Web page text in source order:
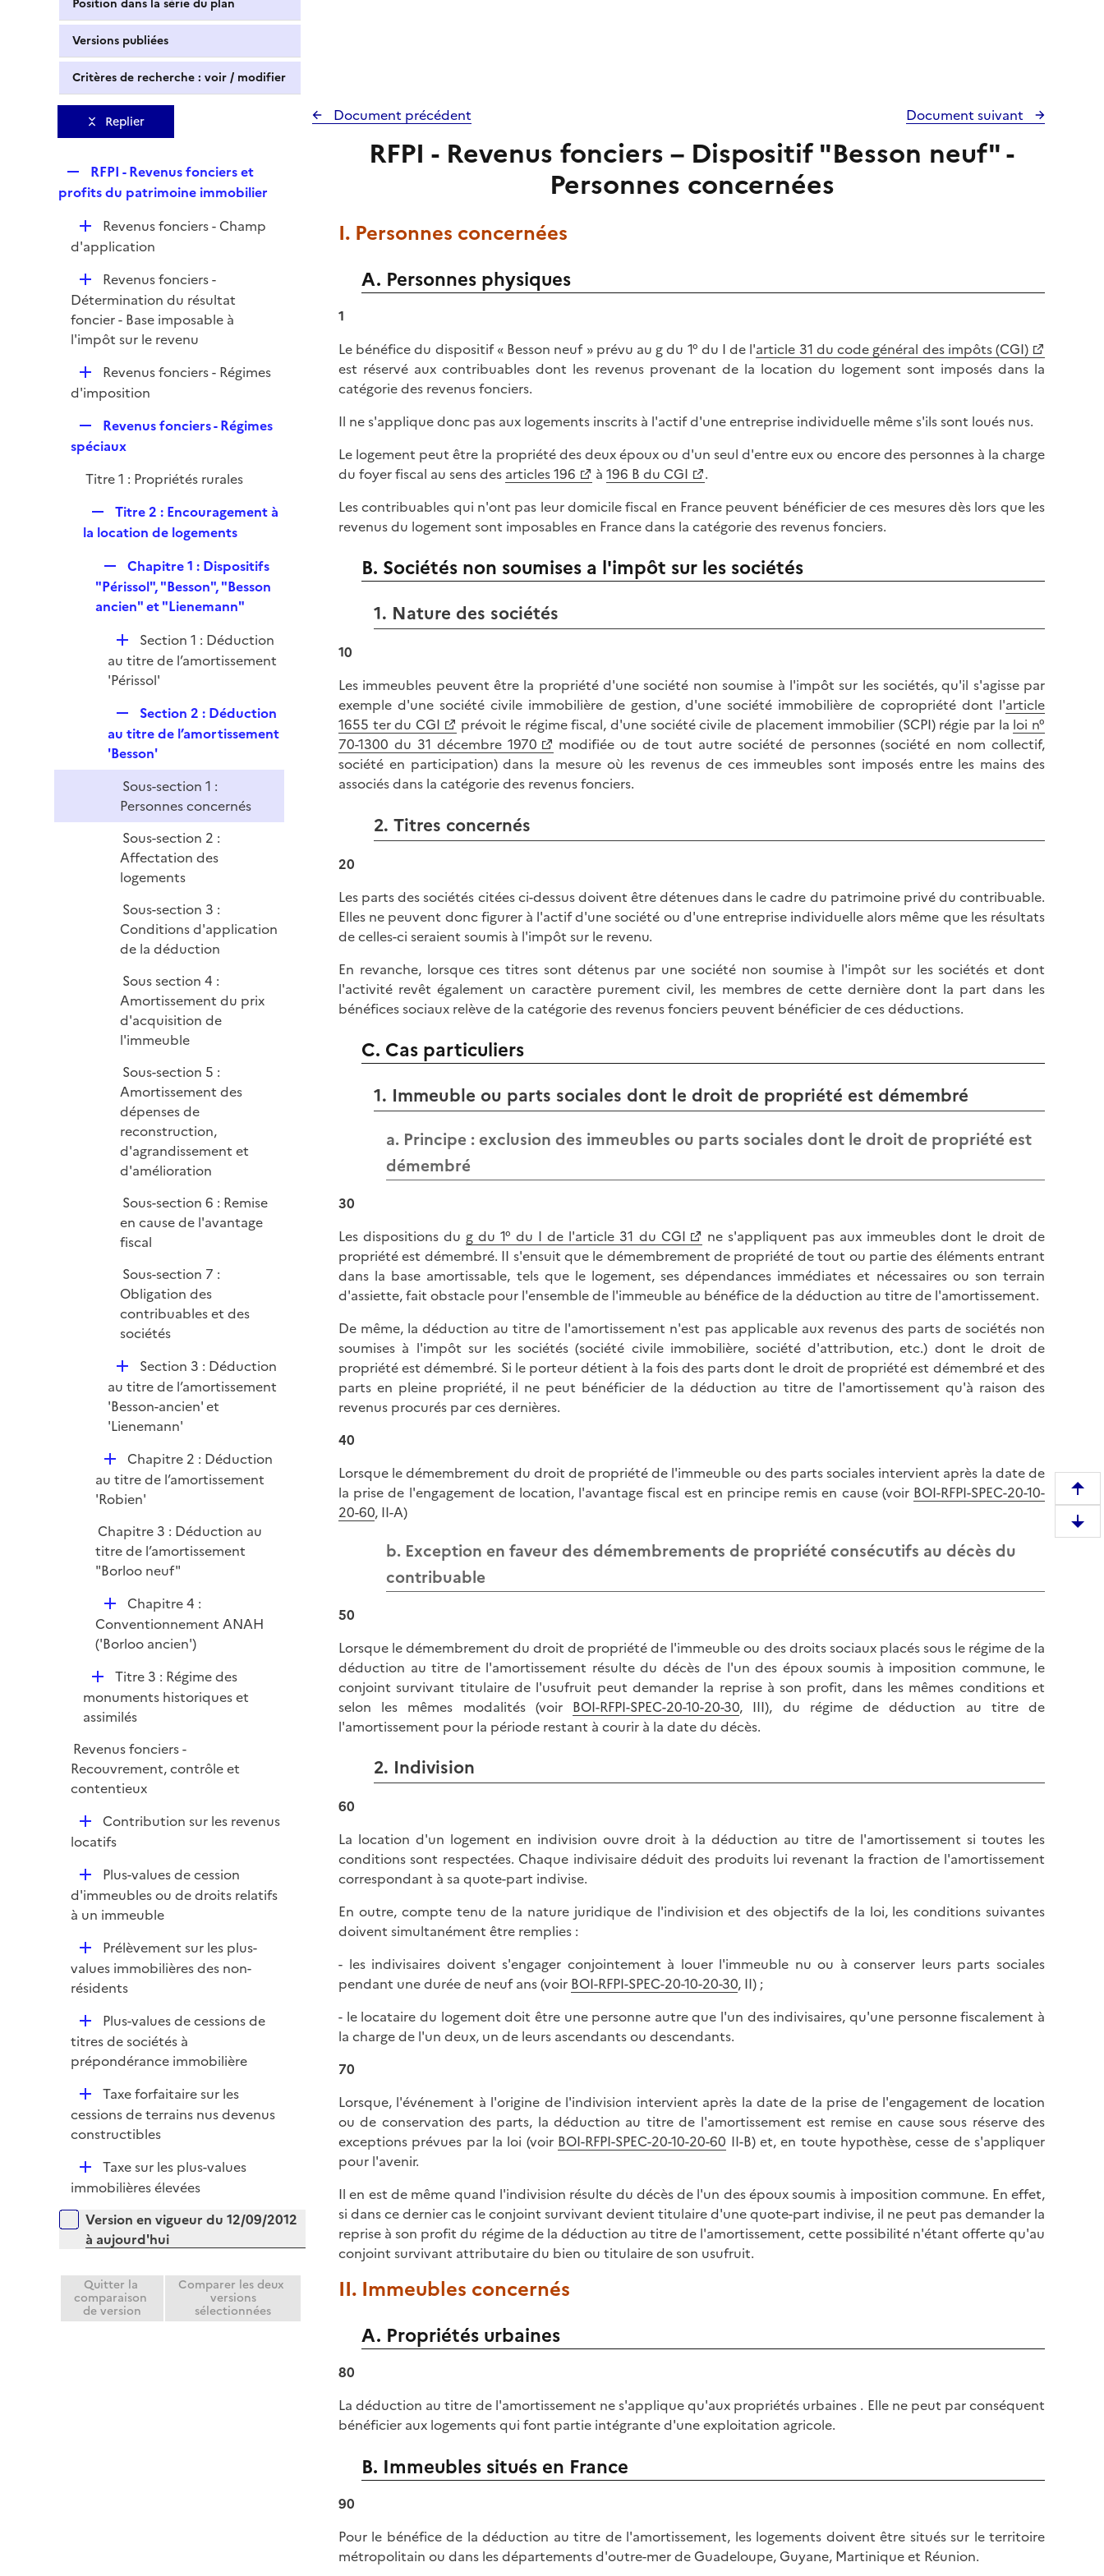
Position dans la série du plan
Versions publiées
Critères de recherche : voir / modifier
Replier
e
l
i
e
r
RFPI - Revenus fonciers et
profits du patrimoine immobilier
D
é
i
e
r
Revenus fonciers - Champ
d'application
D
é
p
l
r
Revenus fonciers -
Détermination du résultat
foncier - Base imposable à
l'impôt sur le revenu
D
é
i
e
r
Revenus fonciers - Régimes
d'imposition
e
l
e
r
Revenus fonciers - Régimes
spéciaux
Titre 1 : Propriétés rurales
e
l
i
e
Titre 2 : Encouragement à
la location de logements
e
p
i
e
r
Chapitre 1 : Dispositifs
"Périssol", "Besson", "Besson
ancien" et "Lienemann"
D
é
p
e
r
Section 1 : Déduction
au titre de l’amortissement
'Périssol'
e
p
l
i
e
Section 2 : Déduction
au titre de l’amortissement
'Besson'
Sous-section 1 :
Personnes concernés
Sous-section 2 :
Affectation des
logements
Sous-section 3 :
Conditions d'application
de la déduction
Sous section 4 :
Amortissement du prix
d'acquisition de
l'immeuble
Sous-section 5 :
Amortissement des
dépenses de
reconstruction,
d'agrandissement et
d'amélioration
Sous-section 6 : Remise
en cause de l'avantage
fiscal
Sous-section 7 :
Obligation des
contribuables et des
sociétés
D
é
p
l
e
r
Section 3 : Déduction
au titre de l’amortissement
'Besson-ancien' et
'Lienemann'
D
é
p
i
e
r
Chapitre 2 : Déduction
au titre de l’amortissement
'Robien'
Chapitre 3 : Déduction au
titre de l’amortissement
"Borloo neuf"
D
é
p
i
e
r
Chapitre 4 :
Conventionnement ANAH
('Borloo ancien')
D
é
p
i
e
r
Titre 3 : Régime des
monuments historiques et
assimilés
Revenus fonciers -
Recouvrement, contrôle et
contentieux
D
é
i
e
Contribution sur les revenus
locatifs
D
é
p
e
r
Plus-values de cession
d'immeubles ou de droits relatifs
à un immeuble
D
é
p
e
r
Prélèvement sur les plus-
values immobilières des non-
résidents
D
é
p
e
r
Plus-values de cessions de
titres de sociétés à
prépondérance immobilière
D
é
p
e
r
Taxe forfaitaire sur les
cessions de terrains nus devenus
constructibles
D
é
l
i
r
Taxe sur les plus-values
immobilières élevées
Versions sur la période
Version en vigueur du 12/09/2012
à aujourd'hui
Quitter la
comparaison
de version
Comparer les deux
versions
sélectionnées
Document précédent Document suivant
RFPI - Revenus fonciers – Dispositif "Besson neuf" -
Personnes concernées
I. Personnes concernées
A. Personnes physiques
1
Le bénéfice du dispositif « Besson neuf » prévu au g du 1° du I de l'article 31 du code général des impôts (CGI)
est réservé aux contribuables dont les revenus provenant de la location du logement sont imposés dans la
catégorie des revenus fonciers.
Il ne s'applique donc pas aux logements inscrits à l'actif d'une entreprise individuelle même s'ils sont loués nus.
Le logement peut être la propriété des deux époux ou d'un seul d'entre eux ou encore des personnes à la charge
du foyer fiscal au sens des articles 196 à 196 B du CGI
.
Les contribuables qui n'ont pas leur domicile fiscal en France peuvent bénéficier de ces mesures dès lors que les
revenus du logement sont imposables en France dans la catégorie des revenus fonciers.
B. Sociétés non soumises a l'impôt sur les sociétés
1. Nature des sociétés
10
Les immeubles peuvent être la propriété d'une société non soumise à l'impôt sur les sociétés, qu'il s'agisse par
exemple d'une société civile immobilière de gestion, d'une société immobilière de copropriété dont l'article
1655 ter du CGI
prévoit le régime fiscal, d'une société civile de placement immobilier (SCPI) régie par la loi n°
70-1300 du 31 décembre 1970
modifiée ou de tout autre société de personnes (société en nom collectif,
société en participation) dans la mesure où les revenus de ces immeubles sont imposés entre les mains des
associés dans la catégorie des revenus fonciers.
2. Titres concernés
20
Les parts des sociétés citées ci-dessus doivent être détenues dans le cadre du patrimoine privé du contribuable.
Elles ne peuvent donc figurer à l'actif d'une société ou d'une entreprise individuelle alors même que les résultats
de celles-ci seraient soumis à l'impôt sur le revenu.
En revanche, lorsque ces titres sont détenus par une société non soumise à l'impôt sur les sociétés et dont
l'activité revêt également un caractère purement civil, les membres de cette dernière dont la part dans les
bénéfices sociaux relève de la catégorie des revenus fonciers peuvent bénéficier de ces déductions.
C. Cas particuliers
1. Immeuble ou parts sociales dont le droit de propriété est démembré
a. Principe : exclusion des immeubles ou parts sociales dont le droit de propriété est
démembré
30
Les dispositions dug du 1° du I de l'article 31 du CGI
ne s'appliquent pas aux immeubles dont le droit de
propriété est démembré. II s'ensuit que le démembrement de propriété de tout ou partie des éléments entrant
dans la base amortissable, tels que le logement, ses dépendances immédiates et nécessaires ou son terrain
d'assiette, fait obstacle pour l'ensemble de l'immeuble au bénéfice de la déduction au titre de l'amortissement.
De même, la déduction au titre de l'amortissement n'est pas applicable aux revenus des parts de sociétés non
soumises à l'impôt sur les sociétés (société civile immobilière, société d'attribution, etc.) dont le droit de
propriété est démembré. Si le porteur détient à la fois des parts dont le droit de propriété est démembré et des
parts en pleine propriété, il ne peut bénéficier de la déduction au titre de l'amortissement qu'à raison des
revenus procurés par ces dernières.
40
Lorsque le démembrement du droit de propriété de l'immeuble ou des parts sociales intervient après la date de
la prise de l'engagement de location, l'avantage fiscal est en principe remis en cause (voir BOI-RFPI-SPEC-20-10-
20-60, II-A)
b. Exception en faveur des démembrements de propriété consécutifs au décès du
contribuable
50
Lorsque le démembrement du droit de propriété de l'immeuble ou des droits sociaux placés sous le régime de la
déduction au titre de l'amortissement résulte du décès de l'un des époux soumis à imposition commune, le
conjoint survivant titulaire de l'usufruit peut demander la reprise à son profit, dans les mêmes conditions et
selon les mêmes modalités (voir BOI-RFPI-SPEC-20-10-20-30, III), du régime de déduction au titre de
l'amortissement pour la période restant à courir à la date du décès.
2. Indivision
60
La location d'un logement en indivision ouvre droit à la déduction au titre de l'amortissement si toutes les
conditions sont respectées. Chaque indivisaire déduit des produits lui revenant la fraction de l'amortissement
correspondant à sa quote-part indivise.
En outre, compte tenu de la nature juridique de l'indivision et des objectifs de la loi, les conditions suivantes
doivent simultanément être remplies :
- les indivisaires doivent s'engager conjointement à louer l'immeuble nu ou à conserver leurs parts sociales
pendant une durée de neuf ans (voir BOI-RFPI-SPEC-20-10-20-30, II) ;
- le locataire du logement doit être une personne autre que l'un des indivisaires, qu'une personne fiscalement à
la charge de l'un deux, un de leurs ascendants ou descendants.
70
Lorsque, l'événement à l'origine de l'indivision intervient après la date de la prise de l'engagement de location
ou de conservation des parts, la déduction au titre de l'amortissement est remise en cause sous réserve des
exceptions prévues par la loi (voir BOI-RFPI-SPEC-20-10-20-60 II-B) et, en toute hypothèse, cesse de s'appliquer
pour l'avenir.
Il en est de même quand l'indivision résulte du décès de l'un des époux soumis à imposition commune. En effet,
si dans ce dernier cas le conjoint survivant devient titulaire d'une quote-part indivise, il ne peut pas demander la
reprise à son profit du régime de la déduction au titre de l'amortissement, cette possibilité n'étant offerte qu'au
conjoint survivant attributaire du bien ou titulaire de son usufruit.
II. Immeubles concernés
A. Propriétés urbaines
80
La déduction au titre de l'amortissement ne s'applique qu'aux propriétés urbaines . Elle ne peut par conséquent
bénéficier aux logements qui font partie intégrante d'une exploitation agricole.
B. Immeubles situés en France
90
Pour le bénéfice de la déduction au titre de l'amortissement, les logements doivent être situés sur le territoire
métropolitain ou dans les départements d'outre-mer de Guadeloupe, Guyane, Martinique et Réunion.
e
m
D